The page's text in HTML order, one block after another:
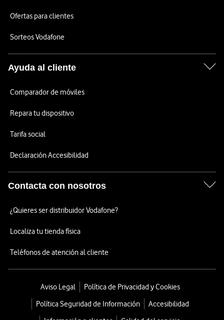
Ofertas para clientes
Sorteos Vodafone
Ayuda al cliente
Comparador de móviles
Repara tu dispositivo
Tarifa social
Declaración Accesibilidad
Contacta con nosotros
¿Quieres ser distribuidor Vodafone?
Localiza tu tienda física
Teléfonos de atención al cliente
Aviso Legal
Política de Privacidad y Cookies
Política Seguridad de Información
Accesibilidad